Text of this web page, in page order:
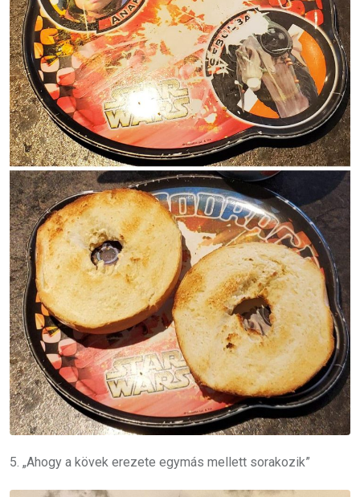
5. „Ahogy a kövek erezete egymás mellett sorakozik”